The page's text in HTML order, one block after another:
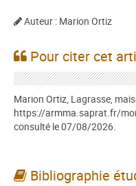
Auteur : Marion Ortiz
Pour citer cet
Marion Ortiz, Lagrasse,
https://armma.saprat.fr/
consulté le 07/08/2026.
Bibliographie